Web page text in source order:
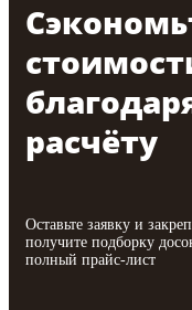
расчёту
Оставьте заявку и
получите подборку
полный прайс-лист